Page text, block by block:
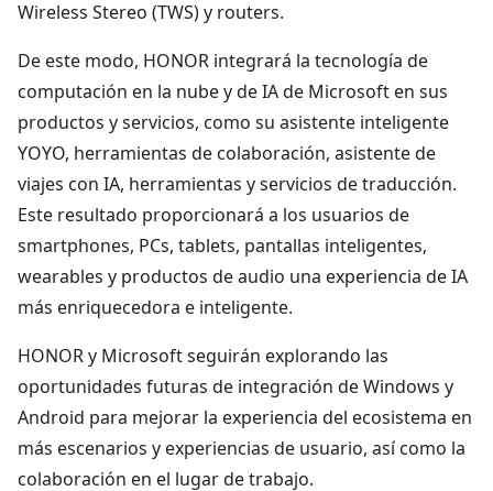
Wireless Stereo (TWS) y routers.
De este modo, HONOR integrará la tecnología de
computación en la nube y de IA de Microsoft en sus
productos y servicios, como su asistente inteligente
YOYO, herramientas de colaboración, asistente de
viajes con IA, herramientas y servicios de traducción.
Este resultado proporcionará a los usuarios de
smartphones, PCs, tablets, pantallas inteligentes,
wearables y productos de audio una experiencia de IA
más enriquecedora e inteligente.
HONOR y Microsoft seguirán explorando las
oportunidades futuras de integración de Windows y
Android para mejorar la experiencia del ecosistema en
más escenarios y experiencias de usuario, así como la
colaboración en el lugar de trabajo.